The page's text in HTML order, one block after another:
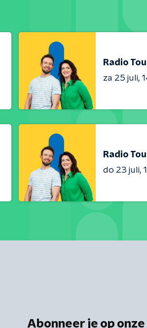
Radio
za 25 juli
Radio
do 23 juli
Abonneer je op